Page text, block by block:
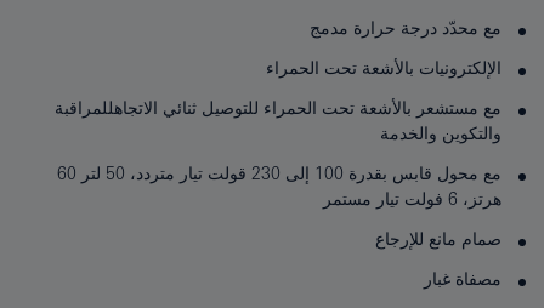
مع محدّد درجة حرارة مدمج
الإلكترونيات بالأشعة تحت الحمراء
مع مستشعر بالأشعة تحت الحمراء للتوصيل ثنائي الاتجاهللمراقبة
والتكوين والخدمة
مع محول قابس بقدرة 100 إلى 230 قولت تيار متردد، 50 لتر 60
هرتز، 6 فولت تيار مستمر
صمام مانع للإرجاع
مصفاة غبار